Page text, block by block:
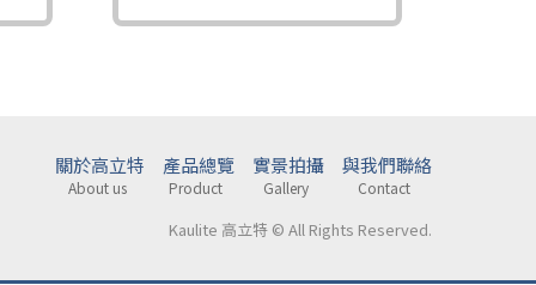
關於高立特
About us
產品總覽
Product
實景拍攝
Gallery
與我們聯絡
Contact
Kaulite 高立特 © All Rights Reserved.